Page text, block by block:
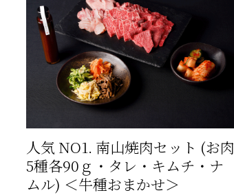
人気 NO1. 南山焼肉セット (お肉
5種各90ｇ・タレ・キムチ・ナ
ムル) ＜牛種おまかせ＞